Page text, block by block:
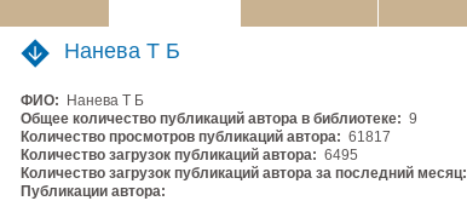
Нанева Т Б
ФИО: Нанева Т Б
Общее количество публикаций автора в библиотеке: 9
Количество просмотров публикаций автора: 61817
Количество загрузок публикаций автора: 6495
Количество загрузок публикаций автора за последний месяц:
Публикации автора: